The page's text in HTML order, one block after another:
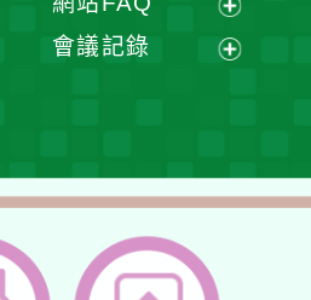
展
會議記錄
單